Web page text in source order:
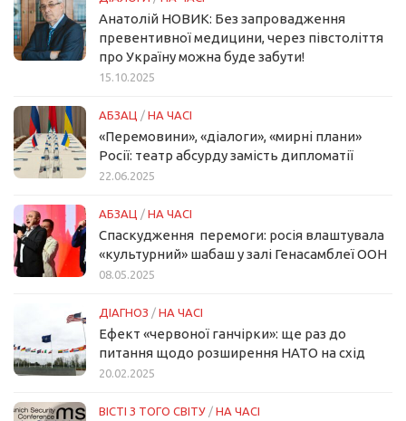
Анатолій НОВИК: Без запровадження
превентивної медицини, через півстоліття
про Україну можна буде забути!
15.10.2025
АБЗАЦ / НА ЧАСІ
«Перемовини», «діалоги», «мирні плани»
Росії: театр абсурду замість дипломатії
22.06.2025
АБЗАЦ / НА ЧАСІ
Спаскудження перемоги: росія влаштувала
«культурний» шабаш у залі Генасамблеї ООН
08.05.2025
ДІАГНОЗ / НА ЧАСІ
Ефект «червоної ганчірки»: ще раз до
питання щодо розширення НАТО на схід
20.02.2025
ВІСТІ З ТОГО СВІТУ / НА ЧАСІ